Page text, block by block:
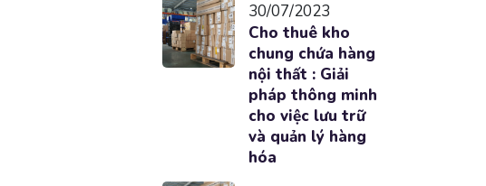
30/07/2023
Cho thuê kho
chung chứa hàng
nội thất : Giải
pháp thông minh
cho việc lưu trữ
và quản lý hàng
hóa